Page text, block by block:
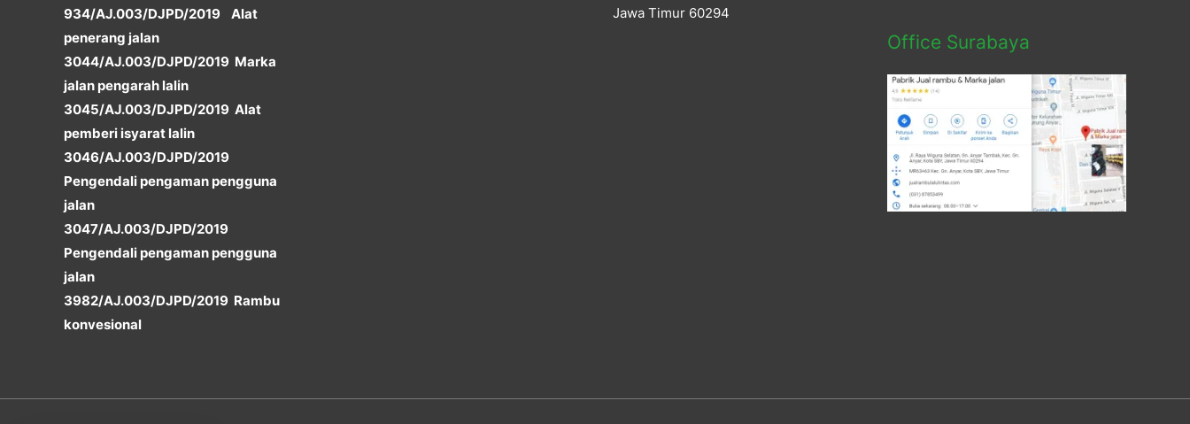
934/AJ.003/DJPD/2019 Alat
penerang jalan
3044/AJ.003/DJPD/2019 Marka
jalan pengarah lalin
3045/AJ.003/DJPD/2019 Alat
pemberi isyarat lalin
3046/AJ.003/DJPD/2019
Pengendali pengaman pengguna
jalan
3047/AJ.003/DJPD/2019
Pengendali pengaman pengguna
jalan
3982/AJ.003/DJPD/2019 Rambu
konvesional
Jawa Timur 60294
Office Surabaya